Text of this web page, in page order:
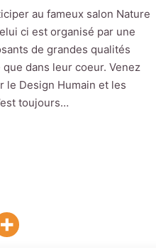
au fameux salon Nature
ci est organisé par une
de grandes qualités
dans leur coeur. Venez
le Design Humain et les
toujours…